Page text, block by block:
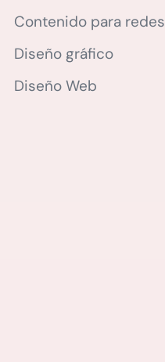
Contenido para redes
Diseño gráfico
Diseño Web